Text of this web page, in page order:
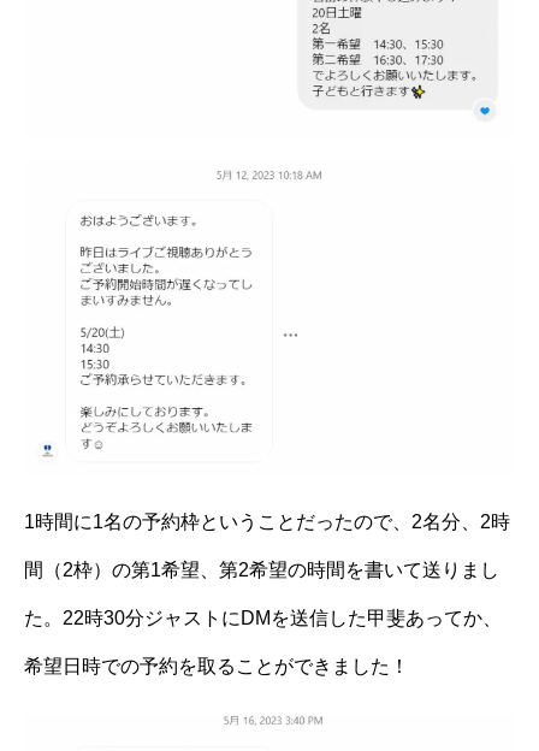
1時間に1名の予約枠ということだったので、2名分、2時
間（2枠）の第1希望、第2希望の時間を書いて送りまし
た。22時30分ジャストにDMを送信した甲斐あってか、
希望日時での予約を取ることができました！